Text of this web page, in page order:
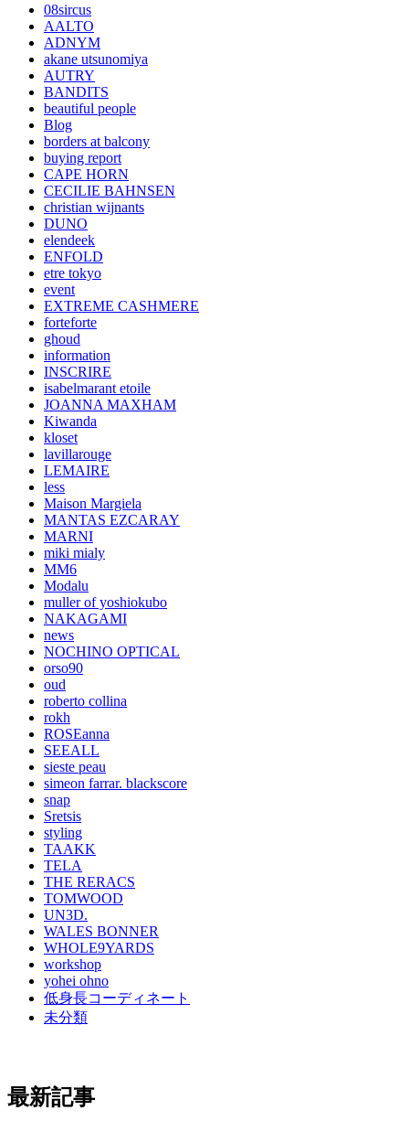
08sircus
AALTO
ADNYM
akane utsunomiya
AUTRY
BANDITS
beautiful people
Blog
borders at balcony
buying report
CAPE HORN
CECILIE BAHNSEN
christian wijnants
DUNO
elendeek
ENFOLD
etre tokyo
event
EXTREME CASHMERE
forteforte
ghoud
information
INSCRIRE
isabelmarant etoile
JOANNA MAXHAM
Kiwanda
kloset
lavillarouge
LEMAIRE
less
Maison Margiela
MANTAS EZCARAY
MARNI
miki mialy
MM6
Modalu
muller of yoshiokubo
NAKAGAMI
news
NOCHINO OPTICAL
orso90
oud
roberto collina
rokh
ROSEanna
SEEALL
sieste peau
simeon farrar. blackscore
snap
Sretsis
styling
TAAKK
TELA
THE RERACS
TOMWOOD
UN3D.
WALES BONNER
WHOLE9YARDS
workshop
yohei ohno
低身長コーディネート
未分類
最新記事